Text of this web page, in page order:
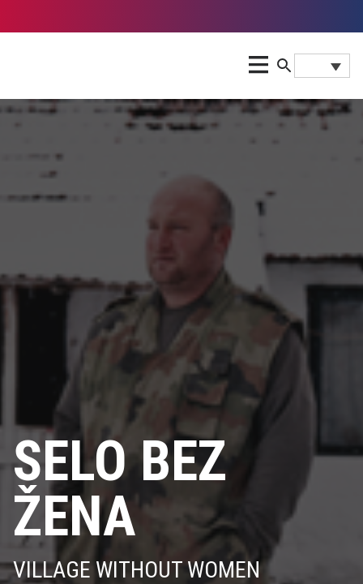
SELO BEZ
ŽENA
VILLAGE WITHOUT WOMEN